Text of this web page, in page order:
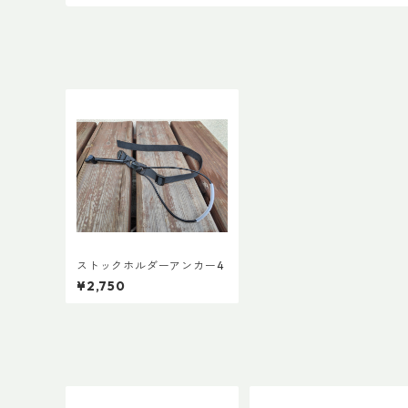
ストックホルダーアンカー4
¥2,750